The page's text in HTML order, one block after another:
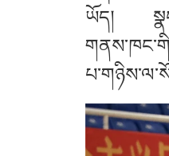
ཡོད།